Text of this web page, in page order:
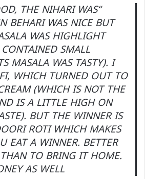
THE NIHARI WAS
BEHARI WAS NICE BUT
WAS HIGHLIGHT
SMALL
MASALA WAS TASTY). I
WHICH TURNED OUT TO
(WHICH IS NOT THE
IS A LITTLE HIGH ON
BUT THE WINNER IS
ROTI WHICH MAKES
EAT A WINNER. BETTER
TO BRING IT HOME.
AS WELL.